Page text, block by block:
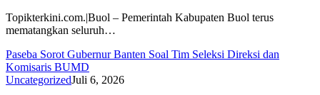
Topikterkini.com.|Buol – Pemerintah Kabupaten Buol terus
mematangkan seluruh…
Paseba Sorot Gubernur Banten Soal Tim Seleksi Direksi dan
Komisaris BUMD
UncategorizedJuli 6, 2026